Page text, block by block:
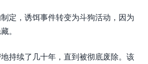
定，诱饵事件转变为斗狗活动，因为
。
持续了几十年，直到被彻底废除。该